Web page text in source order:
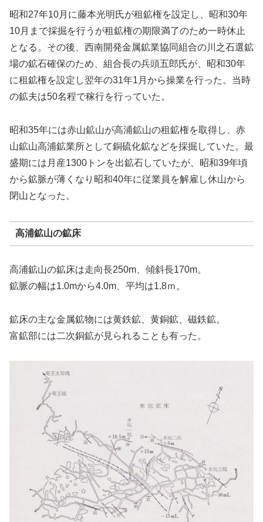
昭和27年10月に藤本光明氏が租鉱権を設定し、昭和30年
10月まで採掘を行うが租鉱権の期限満了のため一時休止
となる。その後、西南開発金属鉱業協同組合の川之石選鉱
場の鉱石確保のため、組合長の兵頭五郎氏が、昭和30年
に租鉱権を設定し翌年の31年1月から操業を行った。当時
の鉱夫は50名程で稼行を行っていた。
昭和35年には赤山鉱山が高浦鉱山の租鉱権を取得し、赤
山鉱山高浦鉱業所として銅硫化鉱などを採掘していた。最
盛期には月産1300トンを出鉱石していたが、昭和39年頃
から鉱脈が薄くなり昭和40年に従業員を解雇し休山から
閉山となった。
高浦鉱山の鉱床
高浦鉱山の鉱床は走向長250m、傾斜長170m。
鉱脈の幅は1.0mから4.0m、平均は1.8ｍ。
鉱床の主な金属鉱物には黄鉄鉱、黄銅鉱、磁鉄鉱。
富鉱部には二次銅鉱が見られることも有った。